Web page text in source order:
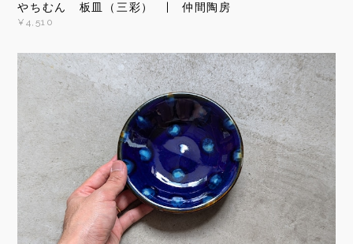
やちむん 板皿（三彩） | 仲間陶房
¥4,510